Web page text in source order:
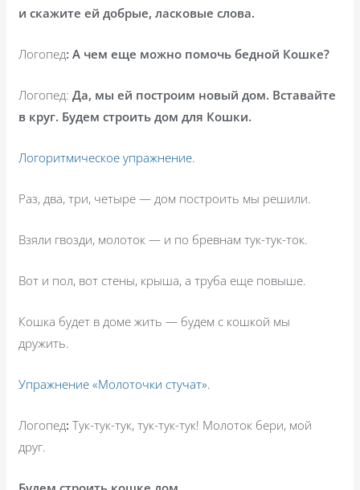
и скажите ей добрые, ласковые слова.
Логопед: А чем еще можно помочь бедной Кошке?
Логопед: Да, мы ей построим новый дом. Вставайте
в круг. Будем строить дом для Кошки.
Логоритмическое упражнение.
Раз, два, три, четыре — дом построить мы решили.
Взяли гвозди, молоток — и по бревнам тук-тук-ток.
Вот и пол, вот стены, крыша, а труба еще повыше.
Кошка будет в доме жить — будем с кошкой мы
дружить.
Упражнение «Молоточки стучат».
Логопед:Тук-тук-тук, тук-тук-тук! Молоток бери, мой
друг.